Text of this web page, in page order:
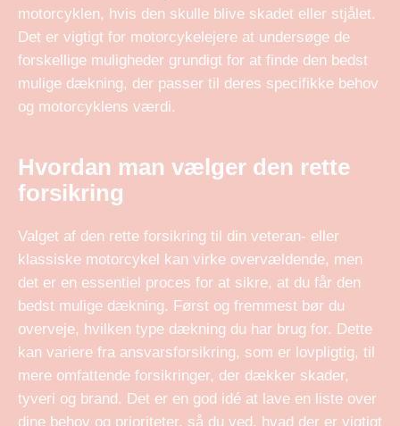
motorcyklen, hvis den skulle blive skadet eller stjålet.
Det er vigtigt for motorcykelejere at undersøge de
forskellige muligheder grundigt for at finde den bedst
mulige dækning, der passer til deres specifikke behov
og motorcyklens værdi.
Hvordan man vælger den rette
forsikring
Valget af den rette forsikring til din veteran- eller
klassiske motorcykel kan virke overvældende, men
det er en essentiel proces for at sikre, at du får den
bedst mulige dækning. Først og fremmest bør du
overveje, hvilken type dækning du har brug for. Dette
kan variere fra ansvarsforsikring, som er lovpligtig, til
mere omfattende forsikringer, der dækker skader,
tyveri og brand. Det er en god idé at lave en liste over
dine behov og prioriteter, så du ved, hvad der er vigtigt